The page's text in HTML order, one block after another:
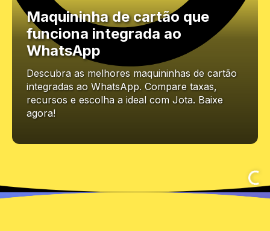
Maquininha de cartão que
funciona integrada ao
WhatsApp
Descubra as melhores maquininhas de cartão
integradas ao WhatsApp. Compare taxas,
recursos e escolha a ideal com Jota. Baixe
agora!